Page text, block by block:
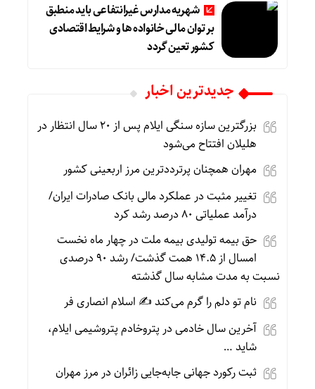
شهریه مدارس غیرانتفاعی باید منطبق
بر توان مالی خانواده ها و شرایط اقتصادی
کشور تعین گردد
جديدترين اخبار
بزرگترین سازه سنگی ایلام پس از ۲۰ سال انتظار در
هلیلان افتتاح می‌شود
مهران همچنان پرترددترین مرز اربعینی کشور
تغییر مثبت در عملکرد مالی بانک صادرات ایران/
درآمد عملیاتی ۸۰ درصد رشد کرد
حق بیمه تولیدی بیمه ملت در چهار ماه نخست
امسال از ۱۴.۵ همت گذشت/ رشد ۹۰ درصدی
نسبت به مدت مشابه سال گذشته
نام تو دلم را گرم می‌کند ✍️ اسلام انصاری فر
آخرین سال خادمی در پتروخادم پتروشیمی ایلام،
شاید …
ثبت رکورد جهانی جابه‌جایی زائران در مرز مهران